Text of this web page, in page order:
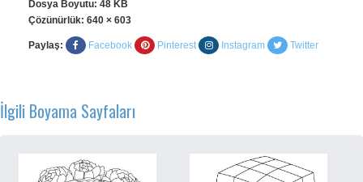
Dosya Boyutu: 48 KB
Çözünürlük: 640 × 603
Paylaş: Facebook Pinterest Instagram Twitter
İlgili Boyama Sayfaları